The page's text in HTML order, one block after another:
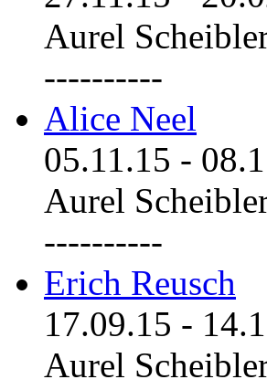
Aurel
----------
Alice Neel
05.11.15 -
Aurel
----------
Erich Reusch
17.09.15 -
Aurel